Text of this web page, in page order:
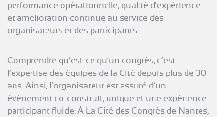
performance opérationnelle, qualité d’expérience
et amélioration continue au service des
organisateurs et des participants.
Comprendre qu’est-ce qu’un congrès, c’est
l’expertise des équipes de la Cité depuis plus de 30
ans. Ainsi, l’organisateur est assuré d’un
événement co-construit, unique et une expérience
participant fluide. À La Cité des Congrès de Nantes,